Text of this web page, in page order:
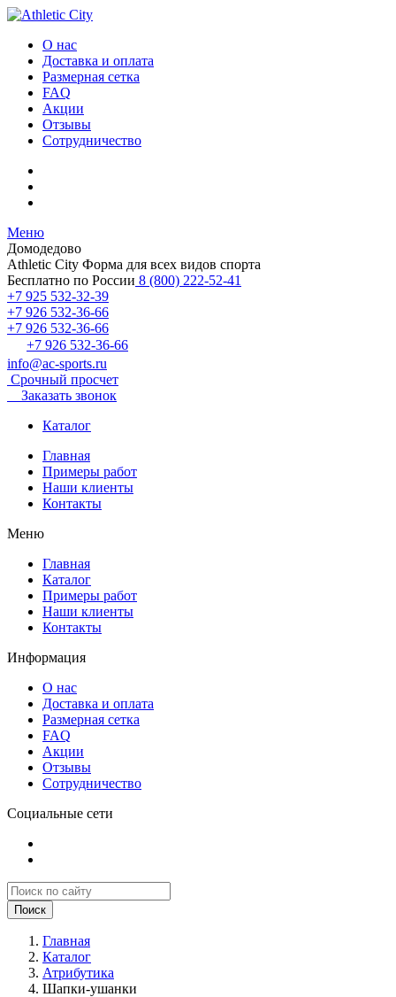
О нас
Доставка и оплата
Размерная сетка
FAQ
Акции
Отзывы
Сотрудничество
Меню
Домодедово
Athletic City Форма для всех видов спорта
Бесплатно по России 8 (800) 222-52-41
+7 925 532-32-39
+7 926 532-36-66
+7 926 532-36-66
+7 926 532-36-66
info@ac-sports.ru
Срочный просчет
Заказать звонок
Каталог
Главная
Примеры работ
Наши клиенты
Контакты
Меню
Главная
Каталог
Примеры работ
Наши клиенты
Контакты
Информация
О нас
Доставка и оплата
Размерная сетка
FAQ
Акции
Отзывы
Сотрудничество
Социальные сети
Поиск
Главная
Каталог
Атрибутика
Шапки-ушанки